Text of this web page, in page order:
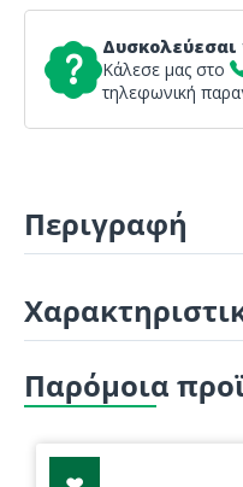
Δυσκολεύεσαι
Κάλεσε μας στο
τηλεφωνική
Περιγραφή
Παρόμοια